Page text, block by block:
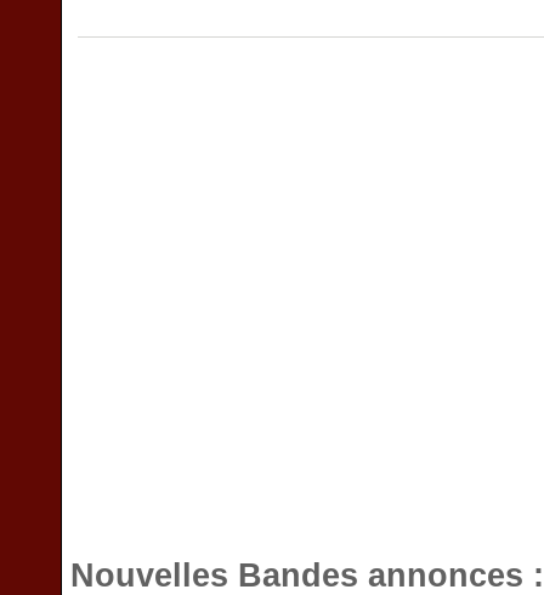
Nouvelles Bandes annonces